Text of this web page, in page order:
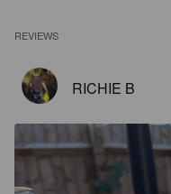
REVIEWS
RICHIE B